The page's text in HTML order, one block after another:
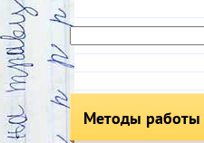
Методы работы